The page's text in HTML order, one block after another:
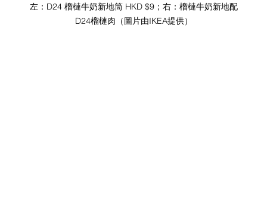
左：D24 榴槤牛奶新地筒 HKD $9；右：榴槤牛奶新地配
D24榴槤肉（圖片由IKEA提供）